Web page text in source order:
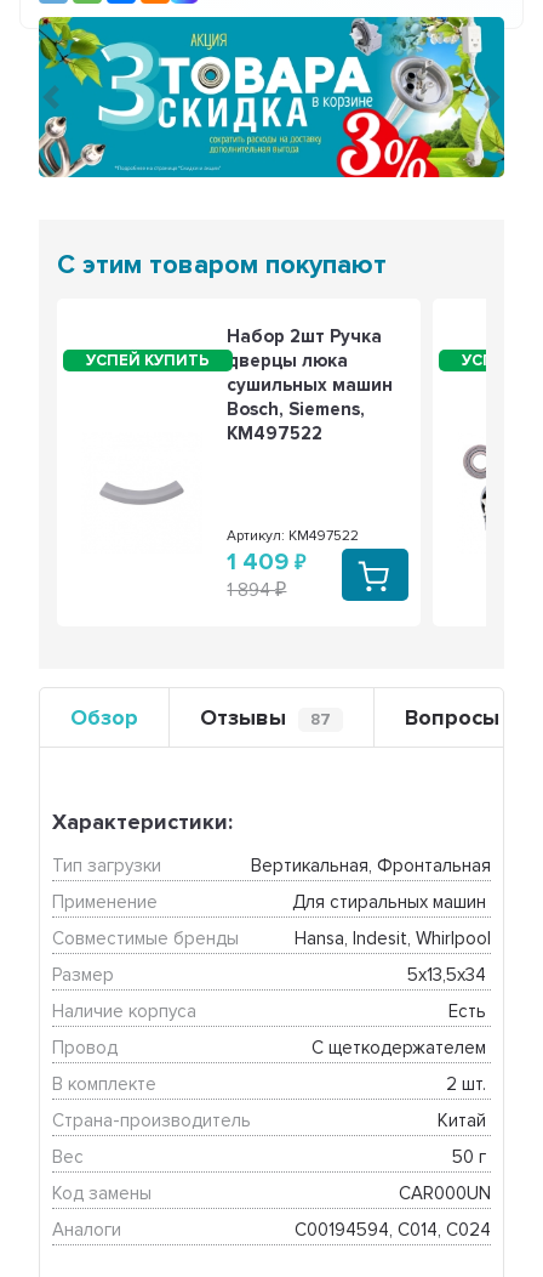
Предыдущий
С этим товаром покупают
Набор 2шт Ручка
дверцы люка
сушильных машин
Bosch, Siemens,
KM497522
Артикул: KM497522
1 409
1 894
Обзор Отзывы 87 Вопросы
Характеристики:
Тип загрузки
Вертикальная, Фронтальная
Применение
Для стиральных машин
Совместимые бренды
Hansa, Indesit, Whirlpool
Размер
5x13,5x34
Наличие корпуса
Есть
Провод
С щеткодержателем
В комплекте
2 шт.
Страна-производитель
Китай
Вес
50 г
Код замены
CAR000UN
Аналоги
C00194594, С014, С024